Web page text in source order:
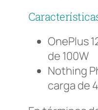
OnePlus
de 100W
Nothing
carga de